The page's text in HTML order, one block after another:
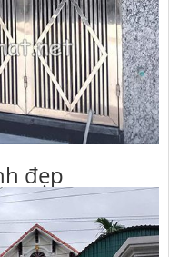
đẹp